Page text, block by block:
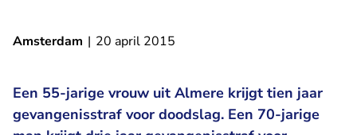
Amsterdam | 20 april 2015
Een 55-jarige vrouw uit Almere krijgt tien jaar
gevangenisstraf voor doodslag. Een 70-jarige